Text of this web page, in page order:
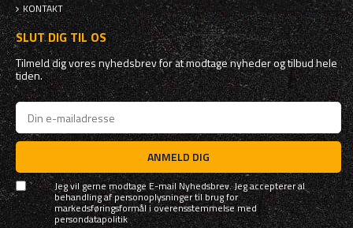
KONTAKT
SLUT DIG TIL OS
Tilmeld dig vores nyhedsbrev for at modtage nyheder og tilbud hele
tiden.
ANMELD DIG
Jeg vil gerne modtage E-mail Nyhedsbrev. Jeg accepterer al
behandling af personoplysninger til brug for
markedsføringsformål i overensstemmelse med
persondatapolitik